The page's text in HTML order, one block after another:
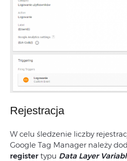
Rejestracja
W celu śledzenie liczby
Google Tag Manager należy
register typu Data Layer